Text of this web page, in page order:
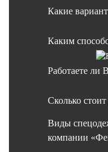
Какие
Каким
Работаете ли
Сколько стоит
Виды
компании